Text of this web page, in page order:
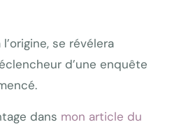
se révélera
d’une enquête
dans mon article du